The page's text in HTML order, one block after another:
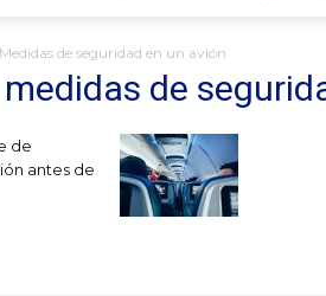
Medidas de seguridad en un avión
de
de
antes de